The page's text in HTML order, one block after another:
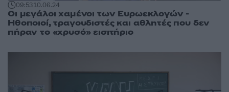
09:5310.06.24
Οι μεγάλοι χαμένοι των Ευρωεκλογών -
Ηθοποιοί, τραγουδιστές και αθλητές που δεν
πήραν το «χρυσό» εισιτήριο